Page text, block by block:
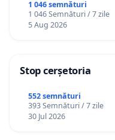
1 046 semnături
1 046 Semnături / 7 zile
5 Aug 2026
Stop cerșetoria
552 semnături
393 Semnături / 7 zile
30 Jul 2026